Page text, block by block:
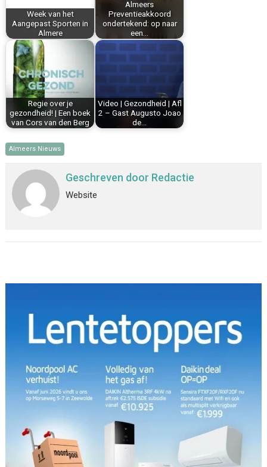
t
p
Week van het
Aangepast Sporten in
Almere
Almeers
Preventieakkoord
ondertekend: op naar
een…
Regie over je
gezondheid! | Een boek
van Cors van den Berg
Video | Gezondheid | Afl
2 – Gast Augusto Joao
de…
Almeers Nieuws
Geschreven door Redactie
Website